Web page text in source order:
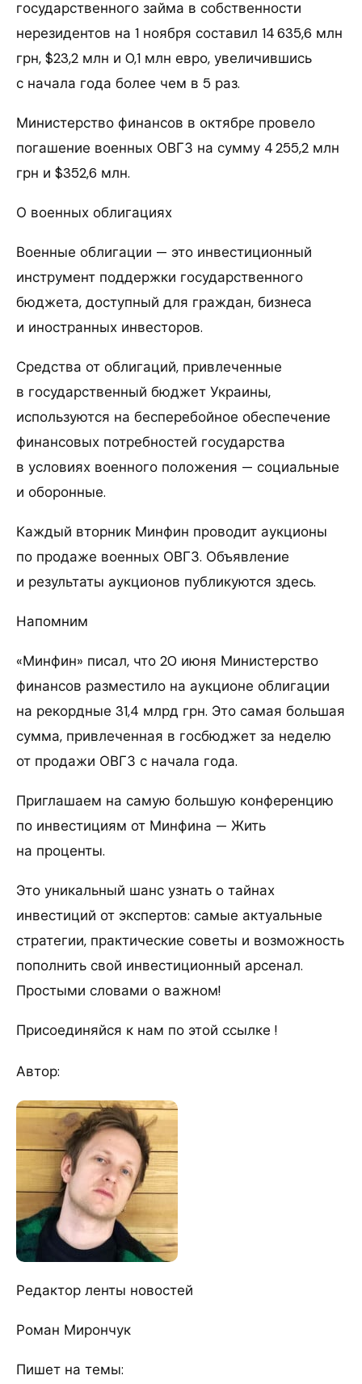
государственного займа в собственности
нерезидентов на 1 ноября составил 14 635,6 млн
грн, $23,2 млн и 0,1 млн евро, увеличившись
с начала года более чем в 5 раз.
Министерство финансов в октябре провело
погашение военных ОВГЗ на сумму 4 255,2 млн
грн и $352,6 млн.
О военных облигациях
Военные облигации — это инвестиционный
инструмент поддержки государственного
бюджета, доступный для граждан, бизнеса
и иностранных инвесторов.
Средства от облигаций, привлеченные
в государственный бюджет Украины,
используются на бесперебойное обеспечение
финансовых потребностей государства
в условиях военного положения — социальные
и оборонные.
Каждый вторник Минфин проводит аукционы
по продаже военных ОВГЗ. Объявление
и результаты аукционов публикуются здесь.
Напомним
«Минфин» писал, что 20 июня Министерство
финансов разместило на аукционе облигации
на рекордные 31,4 млрд грн. Это самая большая
сумма, привлеченная в госбюджет за неделю
от продажи ОВГЗ с начала года.
Приглашаем на самую большую конференцию
по инвестициям от Минфина — Жить
на проценты.
Это уникальный шанс узнать о тайнах
инвестиций от экспертов: самые актуальные
стратегии, практические советы и возможность
пополнить свой инвестиционный арсенал.
Простыми словами о важном!
Присоединяйся к нам по этой ссылке !
Автор:
Редактор ленты новостей
Роман Мирончук
Пишет на темы: